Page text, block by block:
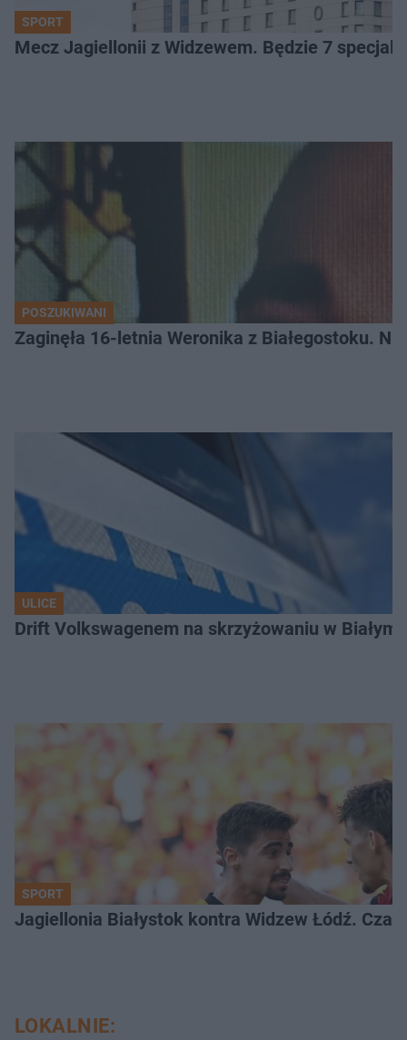
SPORT
Mecz Jagiellonii z Widzewem. Będzie 7
POSZUKIWANI
Zaginęła 16-letnia Weronika z Białegostoku.
ULICE
Drift Volkswagenem na skrzyżowaniu w
SPORT
Jagiellonia Białystok kontra Widzew Łódź.
LOKALNIE: